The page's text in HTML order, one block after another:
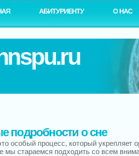
АБИТУРИЕНТУ О НАС
подробности о сне
особый процесс, который укрепляет
мы стараемся подходить со всем